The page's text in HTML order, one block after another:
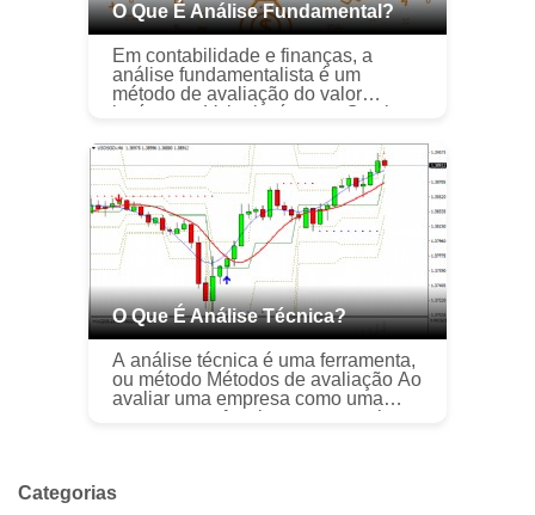
O Que É Análise Fundamental?
Em contabilidade e finanças, a
análise fundamentalista é um
método de avaliação do valor
intrínseco. Valor intrínseco. O valor
qualquer título de investimento) é o
valor ...
O Que É Análise Técnica?
A análise técnica é uma ferramenta,
ou método Métodos de avaliação Ao
avaliar uma empresa como uma
empresa em funcionamento, existem
Categorias